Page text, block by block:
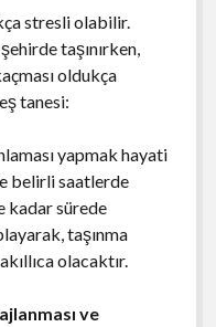
stresli olabilir.
taşınırken,
oldukça
tanesi:
yapmak hayati
belirli saatlerde
kadar sürede
taşınma
olacaktır.
ve